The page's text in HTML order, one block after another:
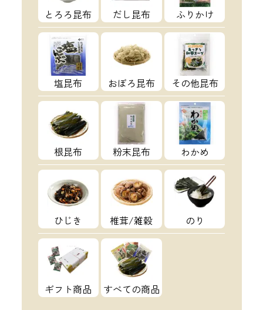
とろろ昆布 だし昆布 ふりかけ
塩昆布 おぼろ昆布 その他昆布
根昆布 粉末昆布 わかめ
ひじき 椎茸/雑穀 のり
ギフト商品 すべての商品